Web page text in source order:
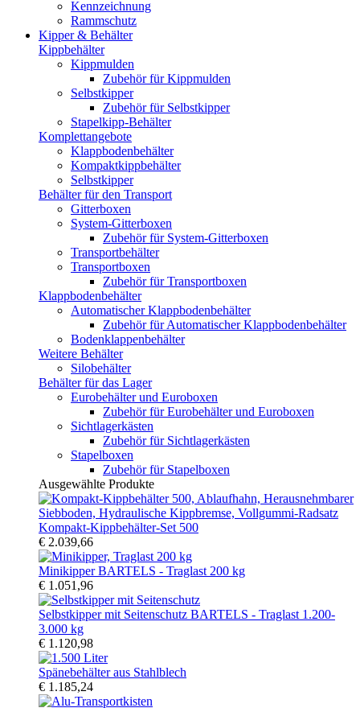
Kennzeichnung
Rammschutz
Kipper & Behälter
Kippbehälter
Kippmulden
Zubehör für Kippmulden
Selbstkipper
Zubehör für Selbstkipper
Stapelkipp-Behälter
Komplettangebote
Klappbodenbehälter
Kompaktkippbehälter
Selbstkipper
Behälter für den Transport
Gitterboxen
System-Gitterboxen
Zubehör für System-Gitterboxen
Transportbehälter
Transportboxen
Zubehör für Transportboxen
Klappbodenbehälter
Automatischer Klappbodenbehälter
Zubehör für Automatischer Klappbodenbehälter
Bodenklappenbehälter
Weitere Behälter
Silobehälter
Behälter für das Lager
Eurobehälter und Euroboxen
Zubehör für Eurobehälter und Euroboxen
Sichtlagerkästen
Zubehör für Sichtlagerkästen
Stapelboxen
Zubehör für Stapelboxen
Ausgewählte Produkte
Kompakt-Kippbehälter-Set 500
€ 2.039,66
Minikipper BARTELS - Traglast 200 kg
€ 1.051,96
Selbstkipper mit Seitenschutz BARTELS - Traglast 1.200-
3.000 kg
€ 1.120,98
Spänebehälter aus Stahlblech
€ 1.185,24